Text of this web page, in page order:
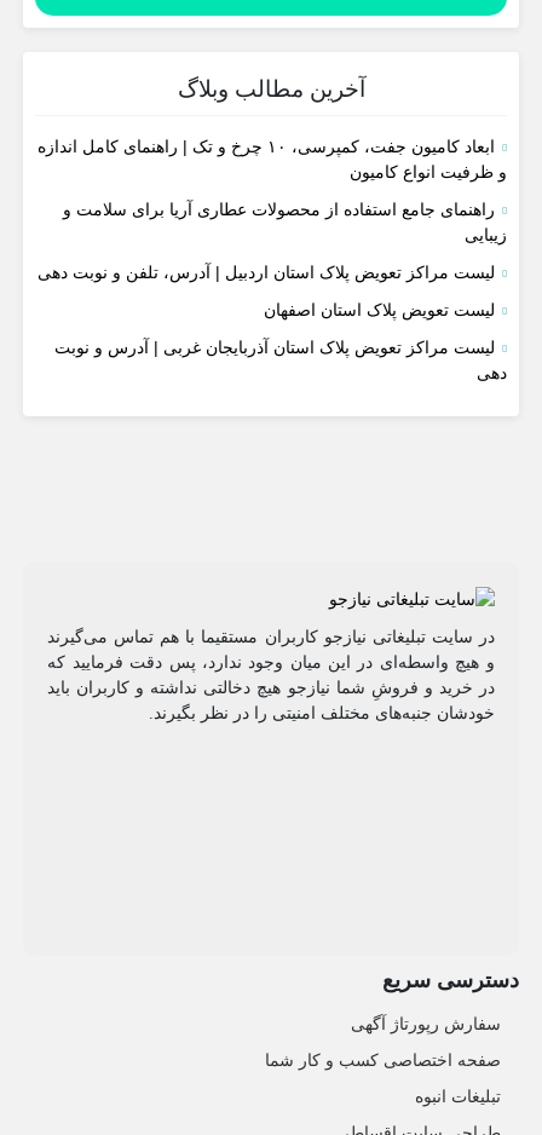
آخرین مطالب وبلاگ
ابعاد کامیون جفت، کمپرسی، ۱۰ چرخ و تک | راهنمای کامل اندازه
و ظرفیت انواع کامیون
راهنمای جامع استفاده از محصولات عطاری آریا برای سلامت و
زیبایی
لیست مراکز تعویض پلاک استان اردبیل | آدرس، تلفن و نوبت دهی
لیست تعویض پلاک استان اصفهان
لیست مراکز تعویض پلاک استان آذربایجان غربی | آدرس و نوبت
دهی
در سایت تبلیغاتی نیازجو کاربران مستقیما با هم تماس می‌گیرند
و هیچ واسطه‌ای در این میان وجود ندارد، پس دقت فرمایید که
در خرید و فروشِ شما نیازجو هیچ دخالتی نداشته و کاربران باید
خودشان جنبه‌های مختلف امنیتی را در نظر بگیرند.
دسترسی سریع
سفارش رپورتاژ آگهی
صفحه اختصاصی کسب و کار شما
تبلیغات انبوه